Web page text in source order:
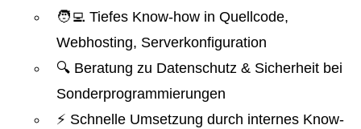
🧑‍💻 Tiefes Know-how in Quellcode,
Webhosting, Serverkonfiguration
🔍 Beratung zu Datenschutz & Sicherheit bei
Sonderprogrammierungen
⚡ Schnelle Umsetzung durch internes Know-